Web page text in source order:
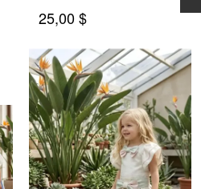
25,00 $